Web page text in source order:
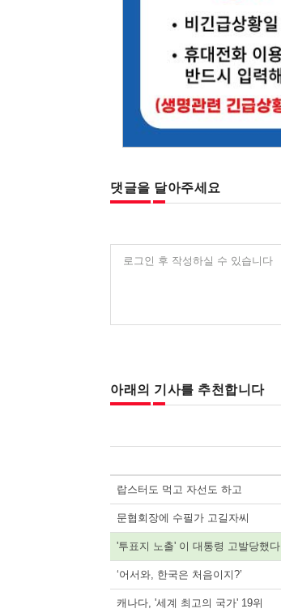
댓글을 달아주세요
로그인 후 작성하실 수 있습니다
아래의 기사를 추천합니다
랍스터도 먹고 자선도 하고
문협회장에 수필가 고길자씨
'투표지 노출' 이 대통령 고발당했다
‘어서와, 한국은 처음이지?’
캐나다, '세계 최고의 국가' 19위